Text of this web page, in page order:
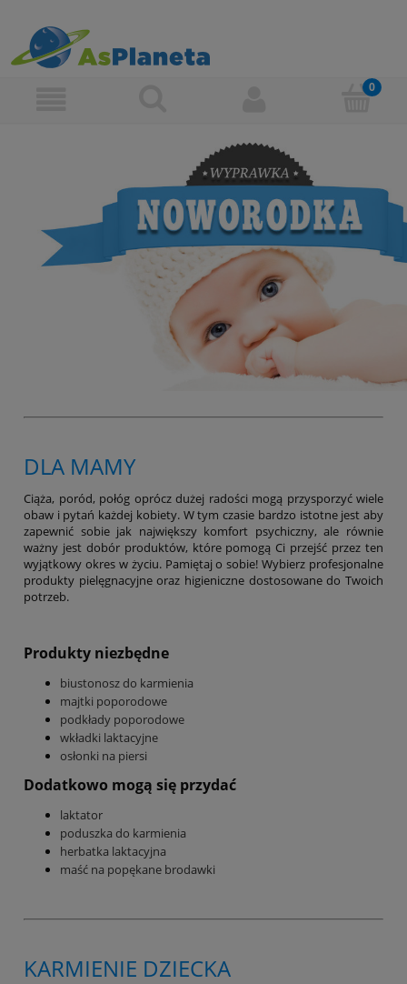
DLA MAMY
Ciąża, poród, połóg oprócz dużej radości mogą przysporzyć wiele
obaw i pytań każdej kobiety. W tym czasie bardzo istotne jest aby
zapewnić sobie jak największy komfort psychiczny, ale równie
ważny jest dobór produktów, które pomogą Ci przejść przez ten
wyjątkowy okres w życiu. Pamiętaj o sobie! Wybierz profesjonalne
produkty pielęgnacyjne oraz higieniczne dostosowane do Twoich
potrzeb.
Produkty niezbędne
biustonosz do karmienia
majtki poporodowe
podkłady poporodowe
wkładki laktacyjne
osłonki na piersi
Dodatkowo mogą się przydać
laktator
poduszka do karmienia
herbatka laktacyjna
maść na popękane brodawki
KARMIENIE DZIECKA